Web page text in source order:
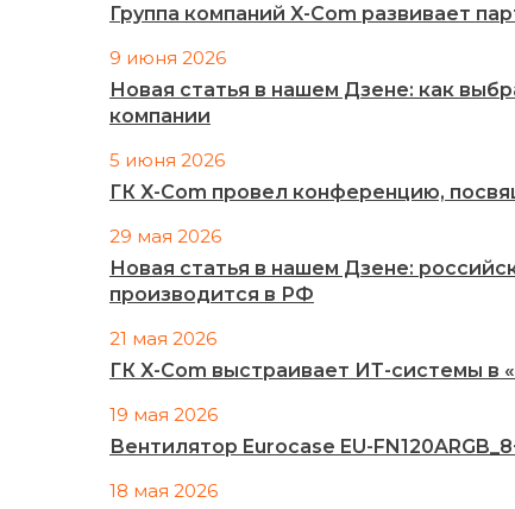
Группа компаний X-Com развивает
9 июня 2026
Новая статья в нашем Дзене: как
компании
5 июня 2026
ГК X-Com провел конференцию,
29 мая 2026
Новая статья в нашем Дзене:
производится в РФ
21 мая 2026
ГК X-Com выстраивает ИТ-системы в
19 мая 2026
Вентилятор Eurocase EU-
18 мая 2026